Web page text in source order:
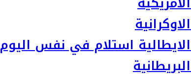
استلام في نفس اليوم